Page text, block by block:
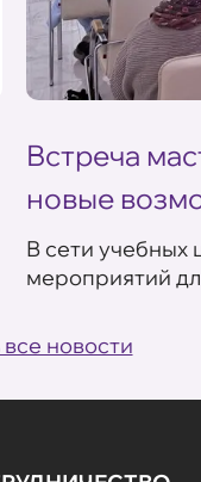
Встреча
новые
В сети учебных
мероприятий
новости